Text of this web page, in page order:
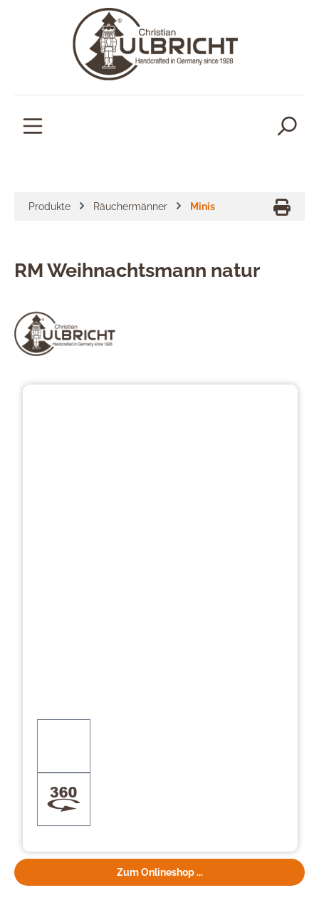
Produkte Räuchermänner Minis
RM Weihnachtsmann natur
Zum Onlineshop ...